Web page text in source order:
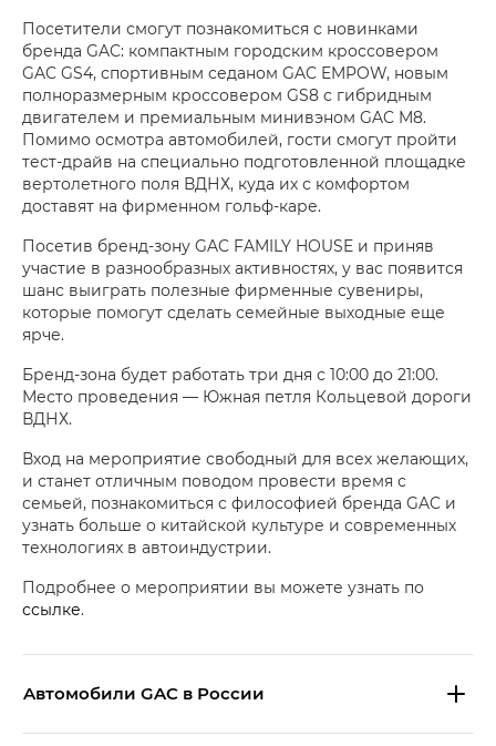
Посетители смогут познакомиться с новинками
бренда GAC: компактным городским кроссовером
GAC GS4, спортивным седаном GAC EMPOW, новым
полноразмерным кроссовером GS8 с гибридным
двигателем и премиальным минивэном GAC M8.
Помимо осмотра автомобилей, гости смогут пройти
тест-драйв на специально подготовленной площадке
вертолетного поля ВДНХ, куда их с комфортом
доставят на фирменном гольф-каре.
Посетив бренд-зону GAC FAMILY HOUSE и приняв
участие в разнообразных активностях, у вас появится
шанс выиграть полезные фирменные сувениры,
которые помогут сделать семейные выходные еще
ярче.
Бренд-зона будет работать три дня с 10:00 до 21:00.
Место проведения — Южная петля Кольцевой дороги
ВДНХ.
Вход на мероприятие свободный для всех желающих,
и станет отличным поводом провести время с
семьей, познакомиться с философией бренда GAC и
узнать больше о китайской культуре и современных
технологиях в автоиндустрии.
Подробнее о мероприятии вы можете узнать по
ссылке.
Aвтомобили GAC в России